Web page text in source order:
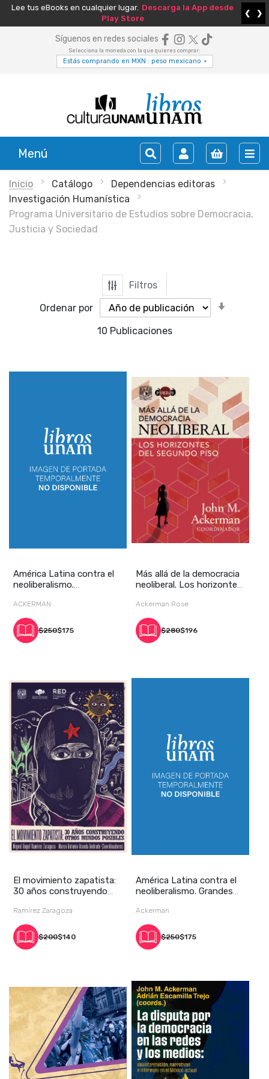
Lee tus eBooks en cualquier lugar. Descarga la App desde
Play Store
❮ ❯
Síguenos en redes sociales
Selecciona la moneda con la que quieres comprar:
Estás comprando en MXN : peso mexicano ▾
Menú
Inicio Catálogo
Dependencias editoras
Investigación Humanística
Programa Universitario de Estudios sobre Democracia,
Justicia y Sociedad
Filtros
Ordenar por
10 Publicaciones
América Latina contra el
neoliberalismo.
ACKERMAN
$250$175
Más allá de la democracia
neoliberal. Los horizontes
Ackerman Rose
$280$196
El movimiento zapatista:
30 años construyendo
Ramírez Zaragoza
$200$140
América Latina contra el
neoliberalismo. Grandes
Ackerman
$250$175